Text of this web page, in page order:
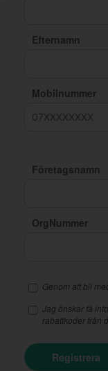
Efternamn
Mobilnummer
Företagsnamn
OrgNummer
Genom att bli
Jag önskar få
rabattkoder från
Registrera